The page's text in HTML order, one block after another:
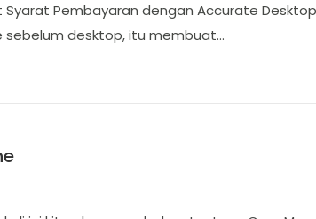
Pembayaran dengan Accurate
sebelum desktop, itu membuat…